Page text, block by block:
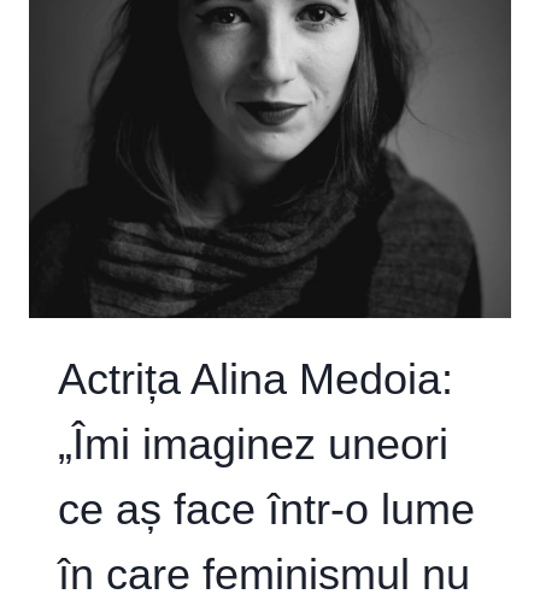
SĂ
SIMȚI
ENERGIA
PUBLICULUI”
Actrița Alina Medoia:
„Îmi imaginez uneori
ce aș face într-o lume
în care feminismul nu